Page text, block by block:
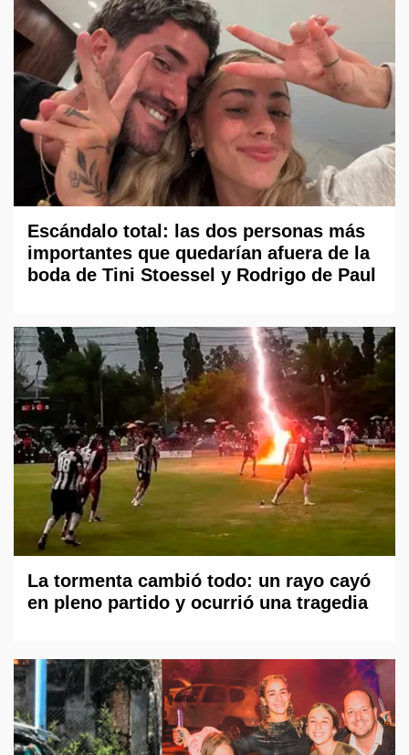
Escándalo total: las dos personas más
importantes que quedarían afuera de la
boda de Tini Stoessel y Rodrigo de Paul
La tormenta cambió todo: un rayo cayó
en pleno partido y ocurrió una tragedia